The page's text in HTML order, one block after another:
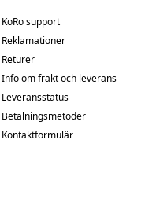
KoRo support
Reklamationer
Returer
Info om frakt och leverans
Leveransstatus
Betalningsmetoder
Kontaktformulär